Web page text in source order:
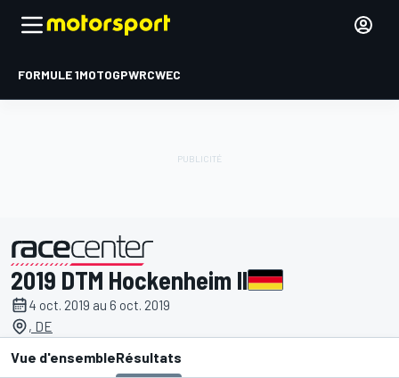
FORMULE 1MOTOGPWRCWEC
présenté par
2019 DTM Hockenheim II
4 oct. 2019 au 6 oct. 2019
, DE
Vue d'ensembleRésultats